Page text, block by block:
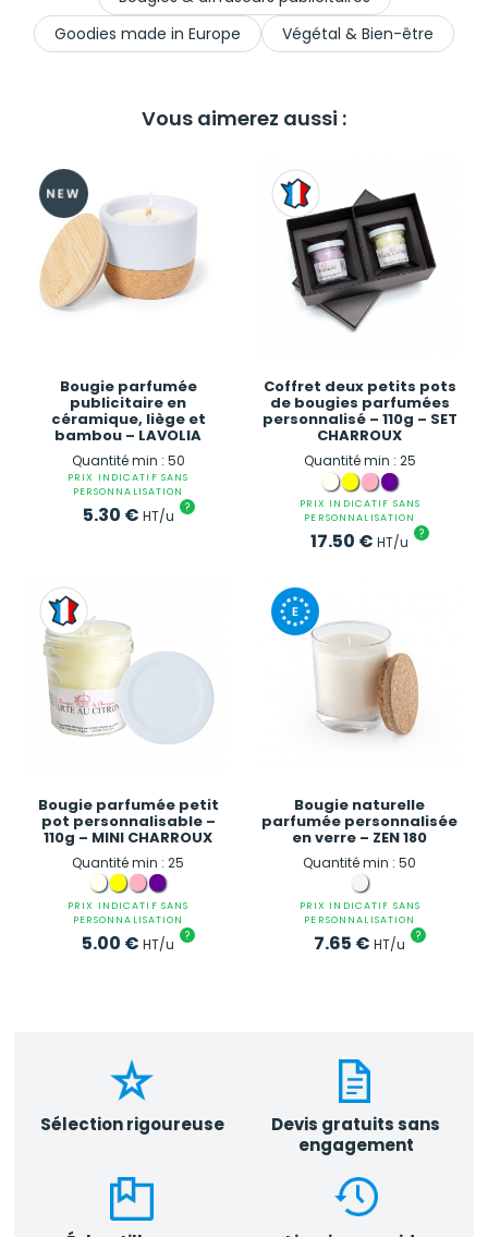
Goodies made in Europe
Végétal & Bien-être
Vous aimerez aussi :
Bougie parfumée
publicitaire en
céramique, liège et
bambou – LAVOLIA
Quantité min : 50
PRIX INDICATIF SANS
PERSONNALISATION
5.30 € HT/u ?
Coffret deux petits pots
de bougies parfumées
personnalisé – 110g – SET
CHARROUX
Quantité min : 25
PRIX INDICATIF SANS
PERSONNALISATION
17.50 € HT/u ?
Bougie parfumée petit
pot personnalisable –
110g – MINI CHARROUX
Quantité min : 25
PRIX INDICATIF SANS
PERSONNALISATION
5.00 € HT/u ?
Bougie naturelle
parfumée personnalisée
en verre – ZEN 180
Quantité min : 50
PRIX INDICATIF SANS
PERSONNALISATION
7.65 € HT/u ?
Sélection rigoureuse
Devis gratuits sans
engagement